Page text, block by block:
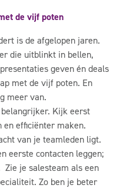
de vijf poten
is de afgelopen jaren.
die uitblinkt in bellen,
geven én deals
met de vijf poten. En
meer van.
Kijk eerst
efficiënter maken.
van je teamleden ligt.
eerste contacten leggen;
je salesteam als een
Zo ben je beter